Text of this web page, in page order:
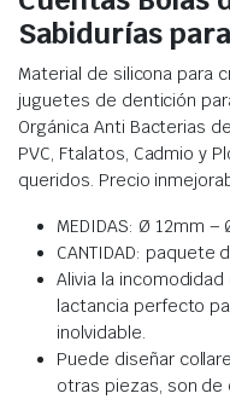
Sabidurías
Material de silicona para
juguetes de dentición
Orgánica Anti Bacterias
PVC, Ftalatos, Cadmio y
queridos. Precio
MEDIDAS: Ø 12mm –
CANTIDAD: paquete
Alivia la
lactancia perfecto
inolvidable.
Puede diseñar
otras piezas, son